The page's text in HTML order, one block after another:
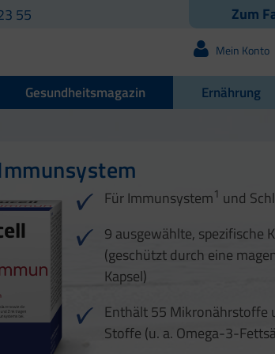
Zum
55
Mein Konto
Gesundheitsmagazin Ernährung
Für Immunsystem1 und
9 ausgewählte, spezifische
(geschützt durch eine
Kapsel)
Enthält 55 Mikronährstoffe
Stoffe (u. a. Omega-3-
Haare und Nägel
1 2 3
Darmflora
3